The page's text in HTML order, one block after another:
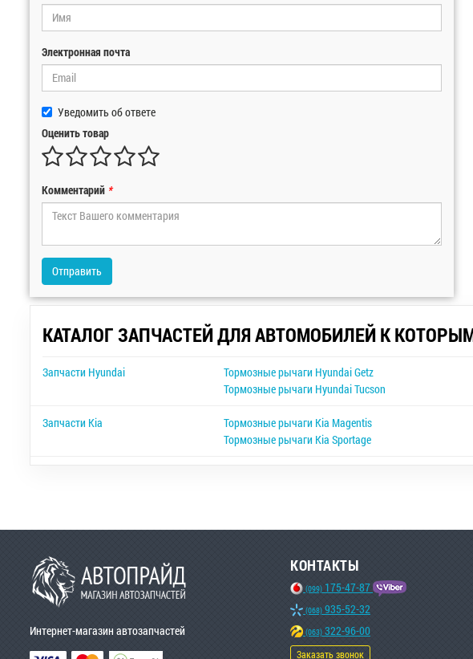
Электронная почта
Уведомить об ответе
Оценить товар
Комментарий *
Отправить
КАТАЛОГ ЗАПЧАСТЕЙ ДЛЯ АВТОМОБИЛЕЙ К
Запчасти Hyundai Тормозные рычаги Hyundai Getz
Тормозные рычаги Hyundai Tucson
Запчасти Kia Тормозные рычаги Kia Magentis
Тормозные рычаги Kia Sportage
Интернет-магазин автозапчастей
КОНТАКТЫ
(099) 175-47-87
(068) 935-52-32
(063) 322-96-00
Заказать звонок